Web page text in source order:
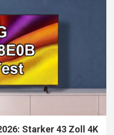
Starker 43 Zoll 4K